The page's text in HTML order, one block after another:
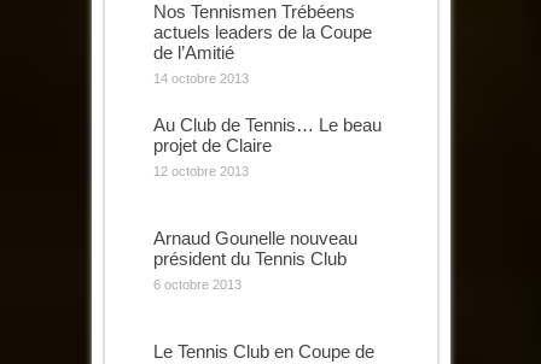
Nos Tennismen Trébéens
actuels leaders de la Coupe
de l’Amitié
14 octobre 2013
Au Club de Tennis… Le beau
projet de Claire
12 octobre 2013
Arnaud Gounelle nouveau
président du Tennis Club
6 octobre 2013
Le Tennis Club en Coupe de